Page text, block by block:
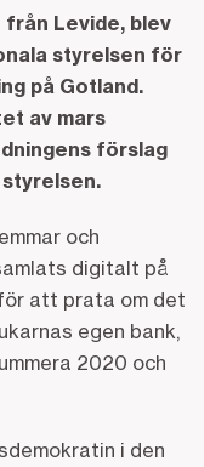
Levide, blev
styrelsen för
på Gotland.
av mars
förslag
och
digitalt på
att prata om det
egen bank,
2020 och
i den